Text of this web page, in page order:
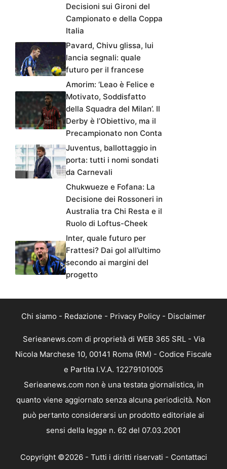
Decisioni sui Gironi del
Campionato e della Coppa
Italia
Pavard, Chivu glissa, lui
lancia segnali: quale
futuro per il francese
Amorim: ‘Leao è Felice e
Motivato, Soddisfatto
della Squadra del Milan’. Il
Derby è l’Obiettivo, ma il
Precampionato non Conta
Juventus, ballottaggio in
porta: tutti i nomi sondati
da Carnevali
Chukwueze e Fofana: La
Decisione dei Rossoneri in
Australia tra Chi Resta e il
Ruolo di Loftus-Cheek
Inter, quale futuro per
Frattesi? Dai gol all’ultimo
secondo ai margini del
progetto
Chi siamo - Redazione - Privacy Policy - Disclaimer
Serieanews.com di proprietà di WEB 365 SRL - Via
Nicola Marchese 10, 00141 Roma (RM) - Codice Fiscale
e Partita I.V.A. 12279101005
Serieanews.com non è una testata giornalistica, in
quanto viene aggiornato senza alcuna periodicità. Non
può pertanto considerarsi un prodotto editoriale ai
sensi della legge n. 62 del 07.03.2001
Copyright ©2026 - Tutti i diritti riservati - Contattaci